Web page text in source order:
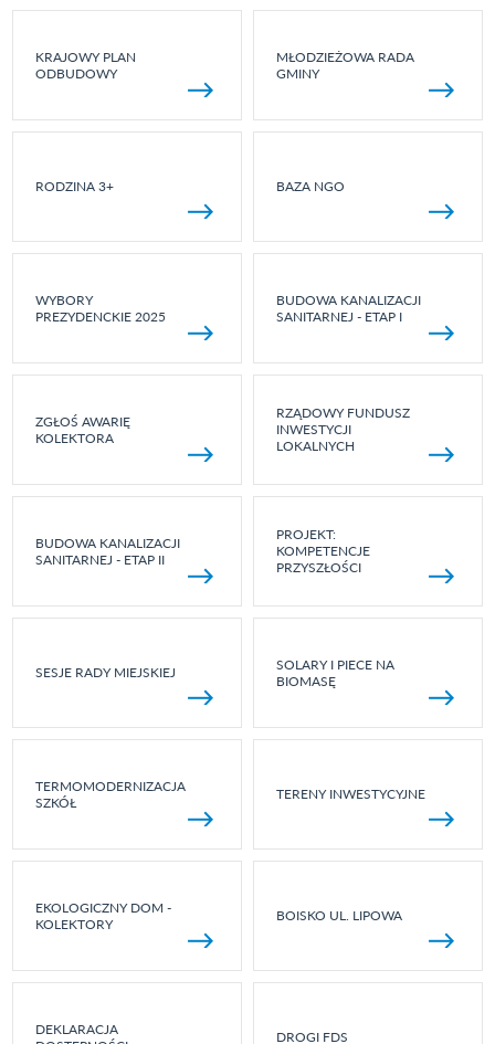
KRAJOWY PLAN
ODBUDOWY
MŁODZIEŻOWA RADA
GMINY
RODZINA 3+ BAZA NGO
WYBORY
PREZYDENCKIE 2025
BUDOWA KANALIZACJI
SANITARNEJ - ETAP I
ZGŁOŚ AWARIĘ
KOLEKTORA
RZĄDOWY FUNDUSZ
INWESTYCJI
LOKALNYCH
BUDOWA KANALIZACJI
SANITARNEJ - ETAP II
PROJEKT:
KOMPETENCJE
PRZYSZŁOŚCI
SESJE RADY MIEJSKIEJ
SOLARY I PIECE NA
BIOMASĘ
TERMOMODERNIZACJA
SZKÓŁ
TERENY INWESTYCYJNE
EKOLOGICZNY DOM -
KOLEKTORY
BOISKO UL. LIPOWA
DEKLARACJA
DROGI FDS